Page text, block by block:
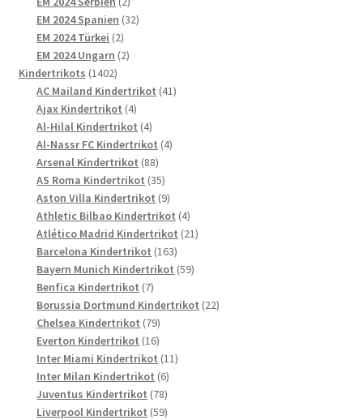
Produkte
EM 2024 Spanien 3232
EM 2024 Türkei 22
Produkte
EM 2024 Ungarn 22
Kindertrikots 14021402
Produkte
AC Mailand Kindertrikot 4141
Ajax Kindertrikot 44
Produkte
Al-Hilal Kindertrikot 44
Produkte
Al-Nassr FC Kindertrikot 44
Arsenal Kindertrikot 8888
Produkte
AS Roma Kindertrikot 3535
Produkte
Aston Villa Kindertrikot 99
Produkte
Athletic Bilbao Kindertrikot 44
Produkte
Atlético Madrid Kindertrikot 2121
Barcelona Kindertrikot 163163
Produkte
Bayern Munich Kindertrikot 5959
Benfica Kindertrikot 77
Produkte
Borussia Dortmund Kindertrikot 2222
Chelsea Kindertrikot 7979
Produkte
Everton Kindertrikot 1616
Produkte
Inter Miami Kindertrikot 1111
Inter Milan Kindertrikot 66
Produkte
Juventus Kindertrikot 7878
Produkte
Liverpool Kindertrikot 5959